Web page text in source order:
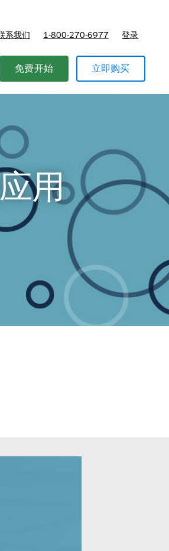
系我们 1-800-270-6977 登录
免费开始 立即购买
用